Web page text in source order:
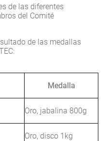
de las diferentes
del Comité
de las medallas
Medalla
Oro, jabalina 800g
Oro, disco 1kg